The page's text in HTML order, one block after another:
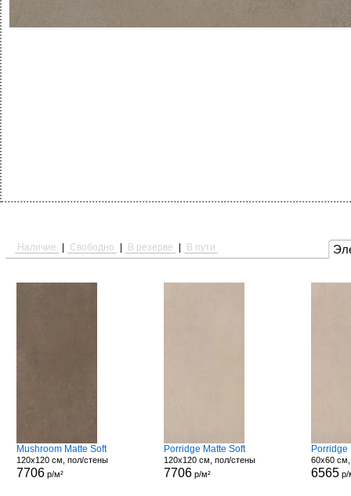
Наличие Свободно В резерве В пути
Mushroom Matte Soft
120x120 см, пол/стены
7706р/м²
Porridge Matte Soft
120x120 см, пол/стены
7706 р/м²
Porridge
60x60
6565 р/